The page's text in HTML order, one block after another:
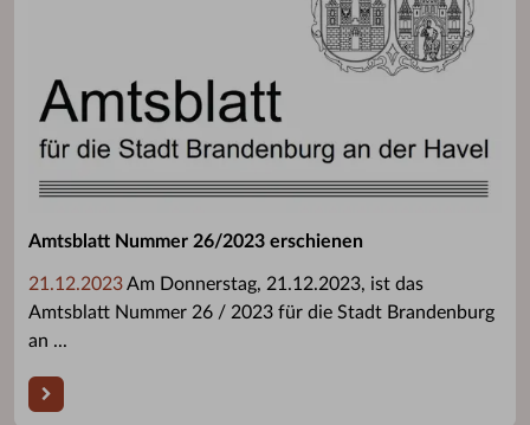
Amtsblatt Nummer 26/2023 erschienen
21.12.2023Am Donnerstag, 21.12.2023, ist das
Amtsblatt Nummer 26 / 2023 für die Stadt Brandenburg
an ...